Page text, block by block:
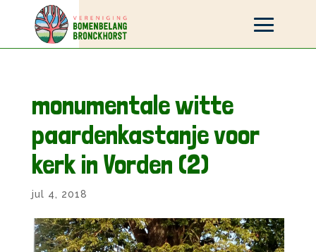
monumentale witte
paardenkastanje voor
kerk in Vorden (2)
jul 4, 2018